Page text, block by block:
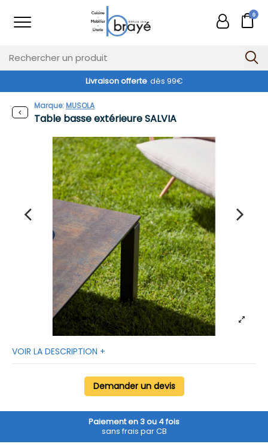
0
Livraison offerte dès 99€
Table basse extérieure SALVIA
Marque:MUSOLA
VOIR LA DESCRIPTION +
Demander un devis
Paiement en 3 ou 4 fois
sans frais par CB